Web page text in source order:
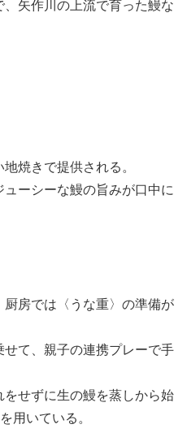
矢作川の上流で育った鰻な
焼きで提供される。
ーシーな鰻の旨みが口中に
厨房では〈うな重〉の準備が
て、親子の連携プレーで手
せずに生の鰻を蒸しから始
用いている。